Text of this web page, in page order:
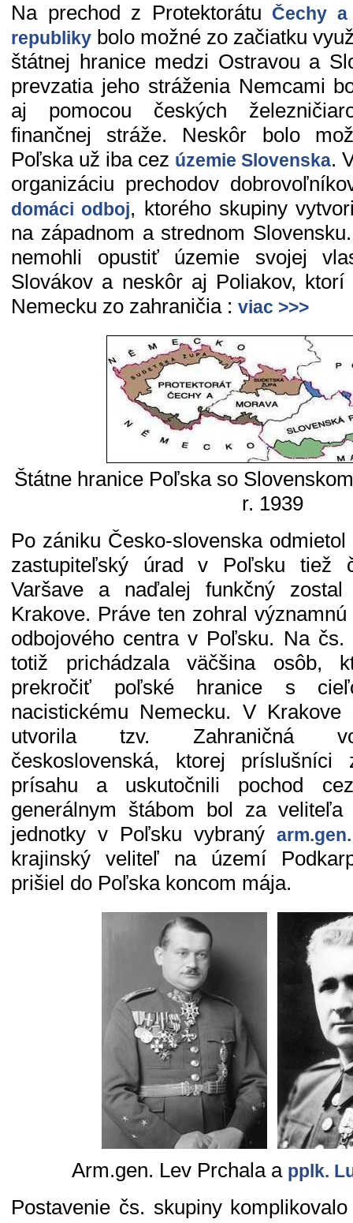
Na prechod z Protektorátu Čechy a
republiky bolo možné zo začiatku
štátnej hranice medzi Ostravou a
prevzatia jeho stráženia Nemcami
aj pomocou českých
finančnej stráže. Neskôr bolo
Poľska už iba cez územie Slovenska.
organizáciu prechodov
domáci odboj, ktorého skupiny
na západnom a strednom
nemohli opustiť územie svojej
Slovákov a neskôr aj Poliakov,
Nemecku zo zahraničia : viac >>>
Štátne hranice Poľska so
r. 1939
Po zániku Česko-slovenska
zastupiteľský úrad v Poľsku tiež
Varšave a naďalej funkčný
Krakove. Práve ten zohral
odbojového centra v Poľsku. Na čs.
totiž prichádzala väčšina osôb,
prekročiť poľské hranice s
nacistickému Nemecku. V
utvorila tzv. Zahraničná
československá, ktorej
prísahu a uskutočnili pochod
generálnym štábom bol za veliteľa
jednotky v Poľsku vybraný
krajinský veliteľ na území
prišiel do Poľska koncom mája.
Arm.gen. Lev Prchala a pplk.
Postavenie čs. skupiny